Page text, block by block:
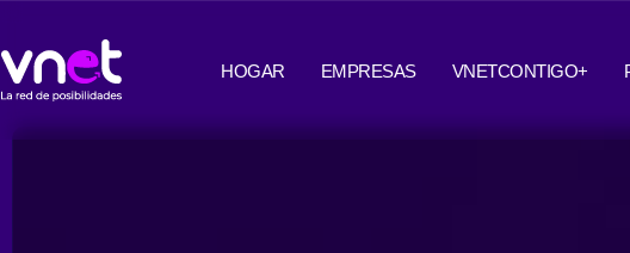
al
contenido
HOGAR EMPRESAS VNETCONTIGO+